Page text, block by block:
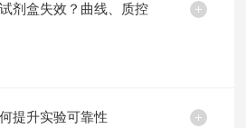
剂盒失效？曲线、质控
提升实验可靠性